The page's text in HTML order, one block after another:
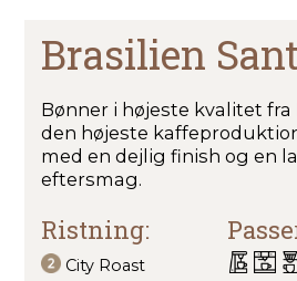
Brasilien
Bønner i højeste kvalitet
den højeste
med en dejlig finish og en
eftersmag.
Ristning:
City Roast